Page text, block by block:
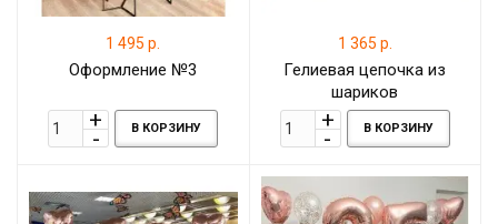
1 495 р.
Оформление №3
В КОРЗИНУ
1 365 р.
Гелиевая цепочка из
шариков
В КОРЗИНУ